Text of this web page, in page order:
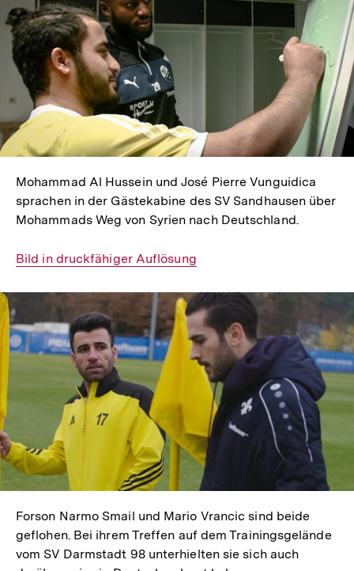
Mohammad Al Hussein und José Pierre Vunguidica
sprachen in der Gästekabine des SV Sandhausen über
Mohammads Weg von Syrien nach Deutschland.
Interner
Bild in druckfähiger Auflösung
Lightbox
öffnen
Forson Narmo Smail und Mario Vrancic sind beide
geflohen. Bei ihrem Treffen auf dem Trainingsgelände
vom SV Darmstadt 98 unterhielten sie sich auch